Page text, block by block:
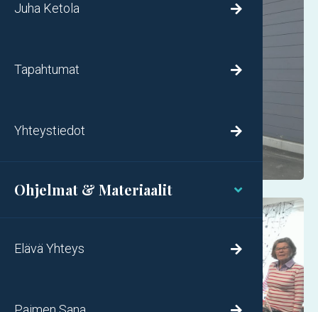
Juha Ketola 
Tapahtumat 
Yhteystiedot 
Ohjelmat & Materiaalit 
Elävä Yhteys 